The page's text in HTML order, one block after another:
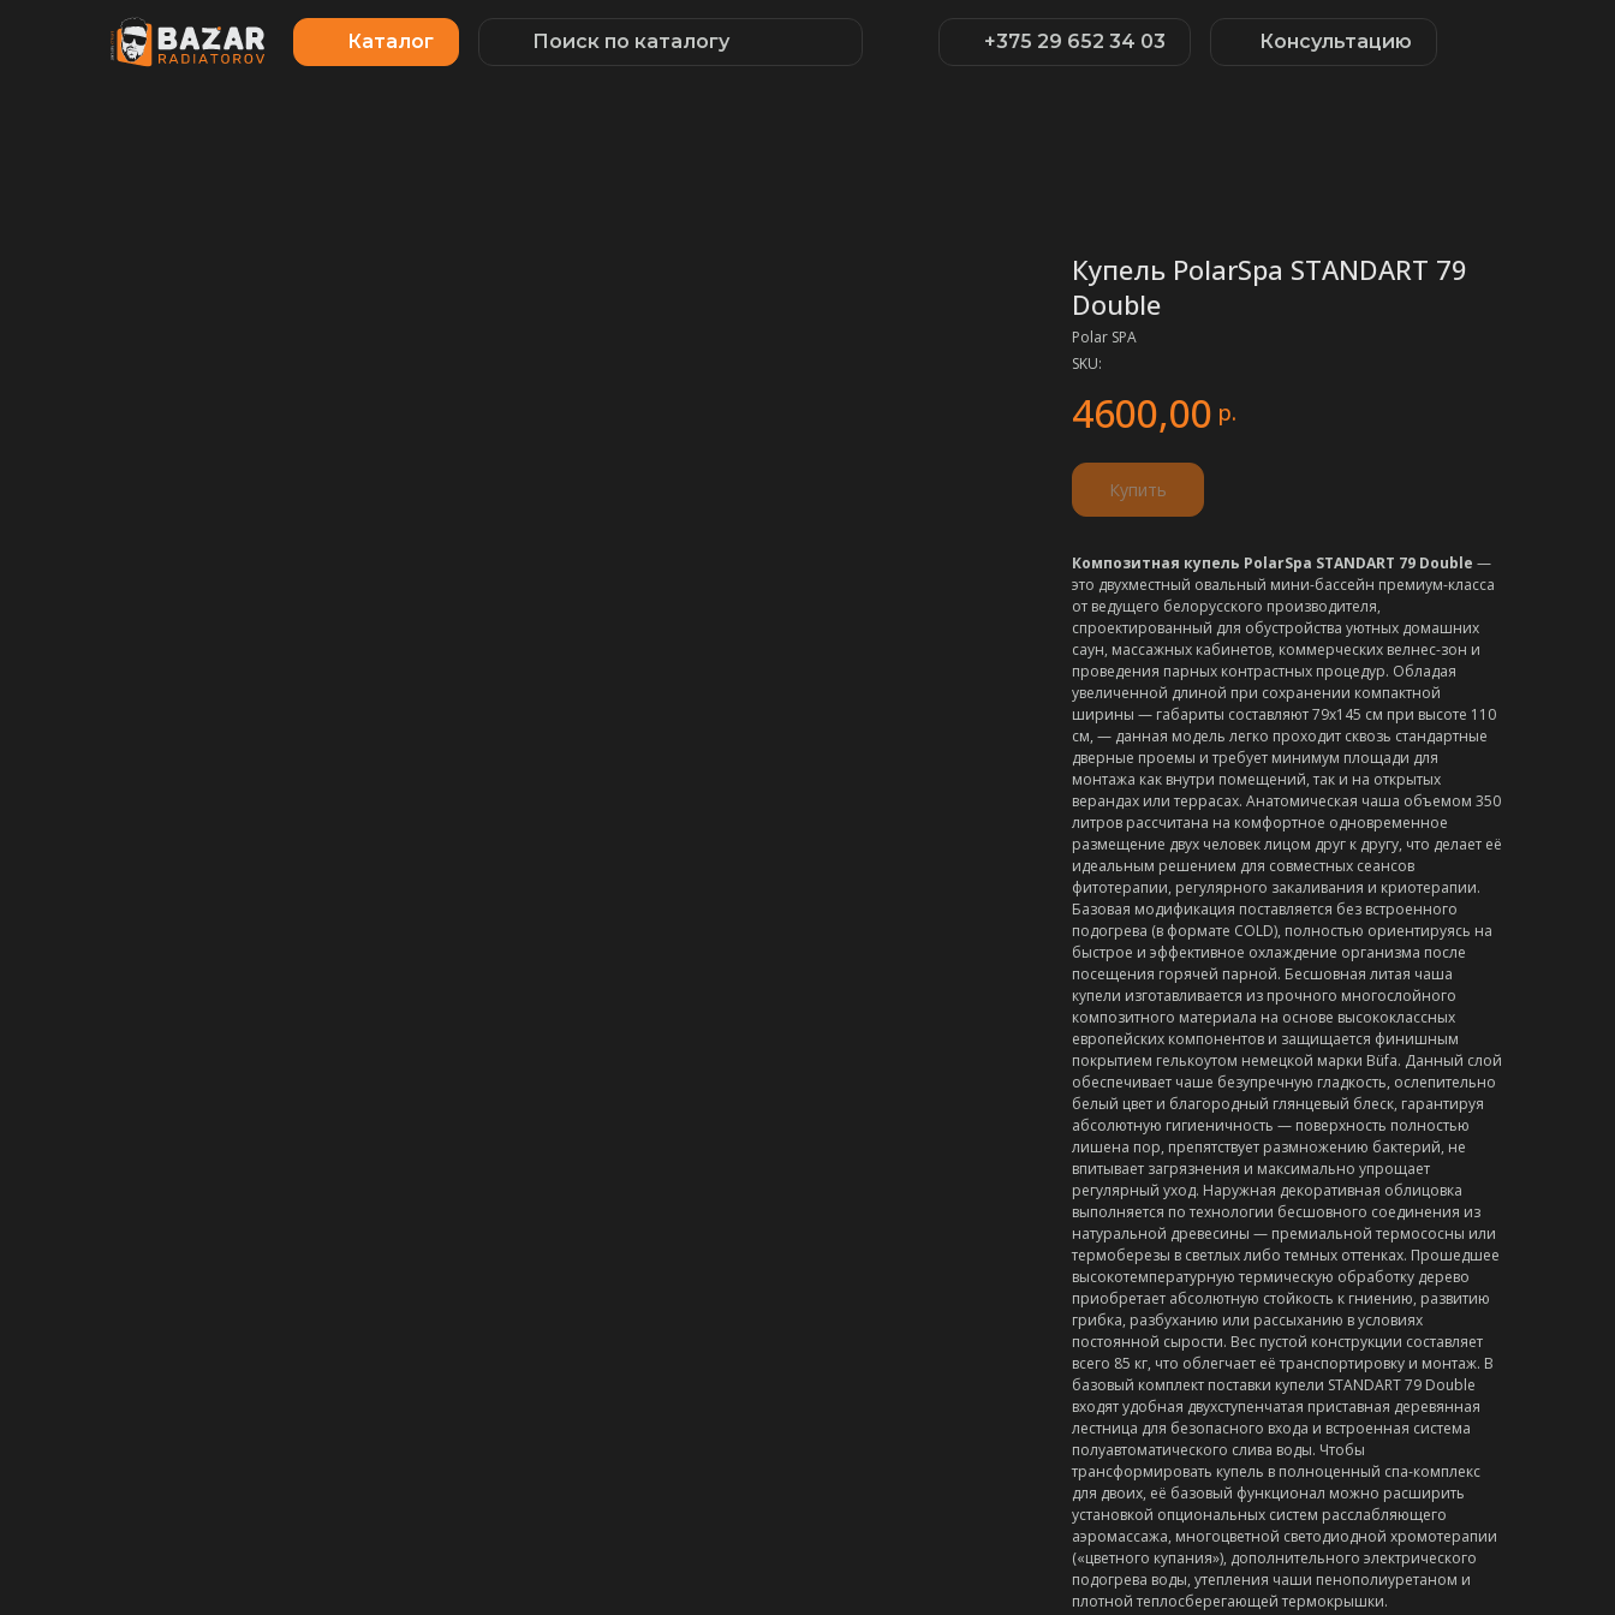
Консультацию
+375 29 652 34 03
Каталог Поиск по каталогу
Купель PolarSpa STANDART 79
Double
Polar SPA
SKU:
4600,00 р.
Купить
Композитная купель PolarSpa STANDART 79 Double —
это двухместный овальный мини-бассейн премиум-класса
от ведущего белорусского производителя,
спроектированный для обустройства уютных домашних
саун, массажных кабинетов, коммерческих велнес-зон и
проведения парных контрастных процедур. Обладая
увеличенной длиной при сохранении компактной
ширины — габариты составляют 79х145 см при высоте 110
см, — данная модель легко проходит сквозь стандартные
дверные проемы и требует минимум площади для
монтажа как внутри помещений, так и на открытых
верандах или террасах. Анатомическая чаша объемом 350
литров рассчитана на комфортное одновременное
размещение двух человек лицом друг к другу, что делает её
идеальным решением для совместных сеансов
фитотерапии, регулярного закаливания и криотерапии.
Базовая модификация поставляется без встроенного
подогрева (в формате COLD), полностью ориентируясь на
быстрое и эффективное охлаждение организма после
посещения горячей парной. Бесшовная литая чаша
купели изготавливается из прочного многослойного
композитного материала на основе высококлассных
европейских компонентов и защищается финишным
покрытием гелькоутом немецкой марки Büfa. Данный слой
обеспечивает чаше безупречную гладкость, ослепительно
белый цвет и благородный глянцевый блеск, гарантируя
абсолютную гигиеничность — поверхность полностью
лишена пор, препятствует размножению бактерий, не
впитывает загрязнения и максимально упрощает
регулярный уход. Наружная декоративная облицовка
выполняется по технологии бесшовного соединения из
натуральной древесины — премиальной термососны или
термоберезы в светлых либо темных оттенках. Прошедшее
высокотемпературную термическую обработку дерево
приобретает абсолютную стойкость к гниению, развитию
грибка, разбуханию или рассыханию в условиях
постоянной сырости. Вес пустой конструкции составляет
всего 85 кг, что облегчает её транспортировку и монтаж. В
базовый комплект поставки купели STANDART 79 Double
входят удобная двухступенчатая приставная деревянная
лестница для безопасного входа и встроенная система
полуавтоматического слива воды. Чтобы
трансформировать купель в полноценный спа-комплекс
для двоих, её базовый функционал можно расширить
установкой опциональных систем расслабляющего
аэромассажа, многоцветной светодиодной хромотерапии
(«цветного купания»), дополнительного электрического
подогрева воды, утепления чаши пенополиуретаном и
плотной теплосберегающей термокрышки.